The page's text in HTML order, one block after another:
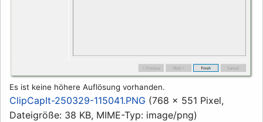
Es ist keine höhere Auflösung vorhanden.
ClipCapIt-250329-115041.PNG (768 × 551 Pixel,
Dateigröße: 38 KB, MIME-Typ: image/png)